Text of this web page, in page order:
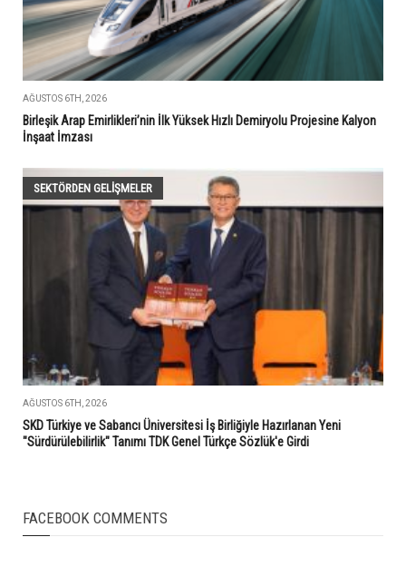
AĞUSTOS 6TH, 2026
Birleşik Arap Emirlikleri’nin İlk Yüksek Hızlı Demiryolu Projesine Kalyon
İnşaat İmzası
SEKTÖRDEN GELIŞMELER
AĞUSTOS 6TH, 2026
SKD Türkiye ve Sabancı Üniversitesi İş Birliğiyle Hazırlanan Yeni
"Sürdürülebilirlik" Tanımı TDK Genel Türkçe Sözlük'e Girdi
FACEBOOK COMMENTS